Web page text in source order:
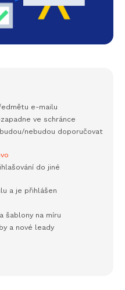
e-mailu
ve schránce
nebudou doporučovat
do jiné
a je přihlášen
šablony na míru
a nové leady